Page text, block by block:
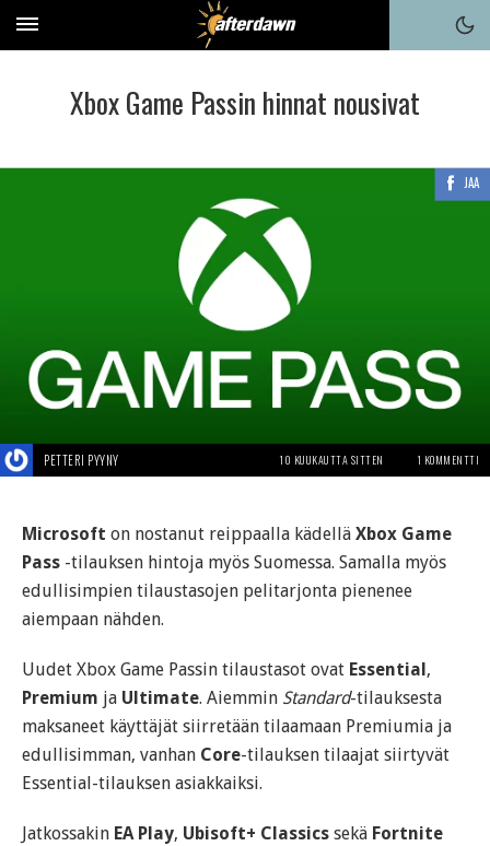
Xbox Game Passin hinnat nousivat
JAA
PETTERI PYYNY 10 KUUKAUTTA SITTEN 1 KOMMENTTI
Microsoft on nostanut reippaalla kädellä Xbox Game
Pass -tilauksen hintoja myös Suomessa. Samalla myös
edullisimpien tilaustasojen pelitarjonta pienenee
aiempaan nähden.
Uudet Xbox Game Passin tilaustasot ovat Essential ,
Premium ja Ultimate. Aiemmin Standard-tilauksesta
maksaneet käyttäjät siirretään tilaamaan Premiumia ja
edullisimman, vanhan Core-tilauksen tilaajat siirtyvät
Essential-tilauksen asiakkaiksi.
Jatkossakin EA Play, Ubisoft+ Classics sekä Fortnite